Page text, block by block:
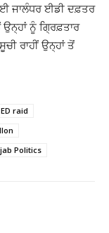
ਜਾਲੰਧਰ ਈਡੀ ਦਫ਼ਤਰ
ਨੂੰ ਗ੍ਰਿਫ਼ਤਾਰ
ਰਾਹੀਂ ਉਨ੍ਹਾਂ ਤੋਂ
ED raid
Politics